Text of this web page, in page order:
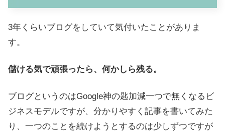
3年くらいブログをしていて気付いたことがありま
す。
儲ける気で頑張ったら、何かしら残る。
ブログというのはGoogle神の匙加減一つで無くなるビ
ジネスモデルですが、分かりやすく記事を書いてみた
り、一つのことを続けようとするのは少しずつですが